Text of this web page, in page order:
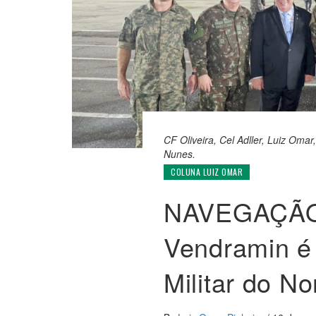
CF Oliveira, Cel Adller, Luiz
Nunes.
COLUNA LUIZ OMAR
Vendramin
Militar do